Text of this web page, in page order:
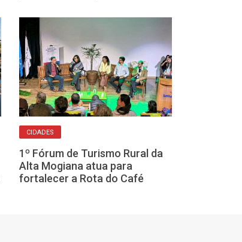
CIDADES
1º Fórum de Turismo Rural da
Alta Mogiana atua para
fortalecer a Rota do Café